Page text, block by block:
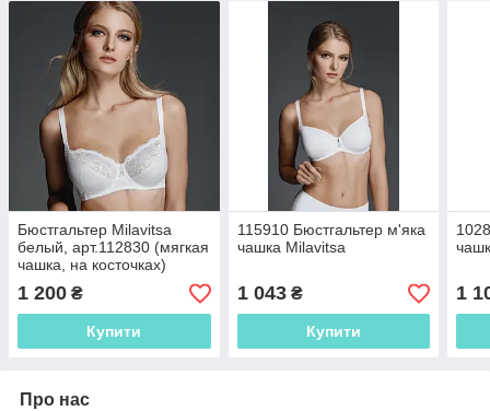
Бюстгальтер Milavitsa
белый, арт.112830 (мягкая
чашка, на косточках)
1 200 ₴
Купити
115910 Бюстгальтер м'яка
чашка Milavitsa
1 043₴
Купити
1
Про нас